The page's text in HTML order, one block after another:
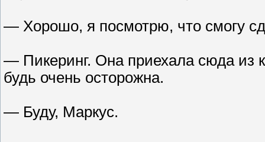
— Хорошо, я посмотрю, что смогу
— Пикеринг. Она приехала сюда из
будь очень осторожна.
— Буду, Маркус.